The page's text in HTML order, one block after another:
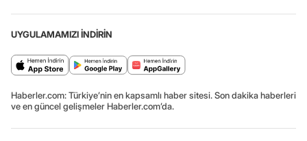
UYGULAMAMIZI İNDİRİN
Haberler.com: Türkiye’nin en kapsamlı haber sitesi. Son dakika haberleri
ve en güncel gelişmeler Haberler.com’da.